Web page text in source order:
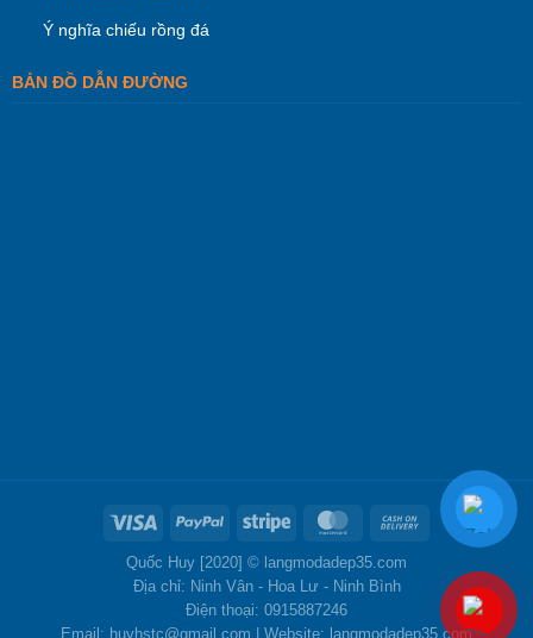
Ý nghĩa chiếu rồng đá
BẢN ĐỒ DẪN ĐƯỜNG
Quốc Huy [2020] © langmodadep35.com
Địa chỉ: Ninh Vân - Hoa Lư - Ninh Bình
Điện thoại: 0915887246
Email: huyhstc@gmail.com | Website: langmodadep35.com